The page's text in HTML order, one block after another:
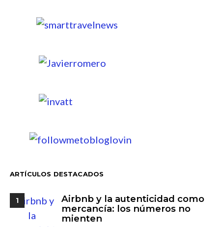
ARTÍCULOS DESTACADOS
1
Airbnb y la autenticidad como
mercancía: los números no
mienten